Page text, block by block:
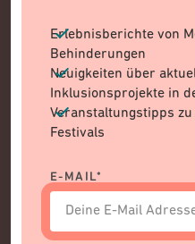
✓ Veranstaltungstipps zu
E-MAIL
Erlebnisberichte von
Behinderungen
Neuigkeiten über
Inklusionsprojekte in
Veranstaltungstipps
Festivals
E-MAIL*